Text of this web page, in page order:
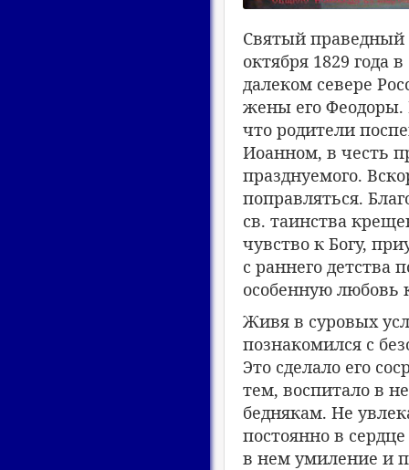
Святый праведный
октября 1829 года
далеком севере
жены его Феодоры.
что родители
Иоанном, в честь
празднуемого.
поправляться.
св. таинства
чувство к Богу,
с раннего детства
особенную любовь
Живя в суровых
познакомился с
Это сделало его
тем, воспитало в
беднякам. Не
постоянно в
в нем умиление и